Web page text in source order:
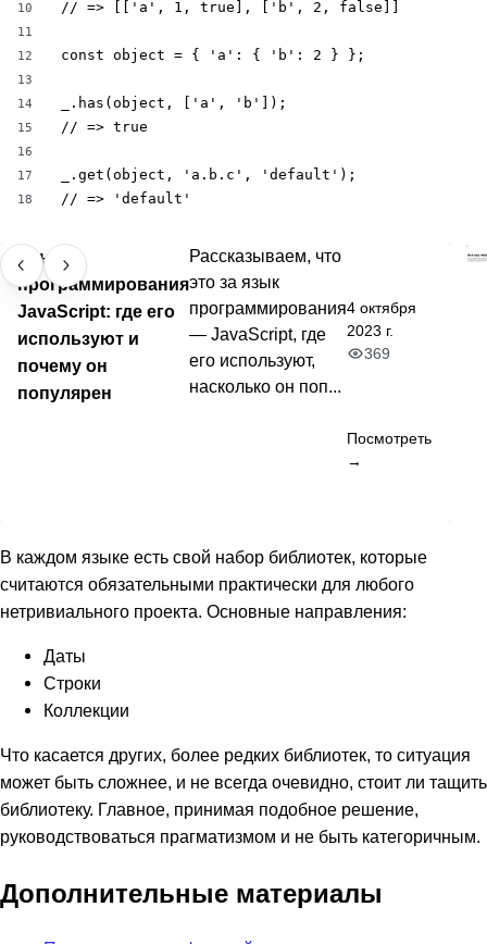
10
11
12
13
14
15
16
17
18
// => [['a', 1, true], ['b', 2, false]]
const object = { 'a': { 'b': 2 } };
_.has(object, ['a', 'b']);
// => true
_.get(object, 'a.b.c', 'default');
// => 'default'
Язык
программирования
JavaScript: где его
используют и
почему он
популярен
Рассказываем, что
это за язык
программирования
— JavaScript, где
его используют,
насколько он поп...
4 октября
2023 г.
369
Посмотреть
→
В каждом языке есть свой набор библиотек, которые
считаются обязательными практически для любого
нетривиального проекта. Основные направления:
Даты
Строки
Коллекции
Что касается других, более редких библиотек, то ситуация
может быть сложнее, и не всегда очевидно, стоит ли тащить
библиотеку. Главное, принимая подобное решение,
руководствоваться прагматизмом и не быть категоричным.
Дополнительные материалы